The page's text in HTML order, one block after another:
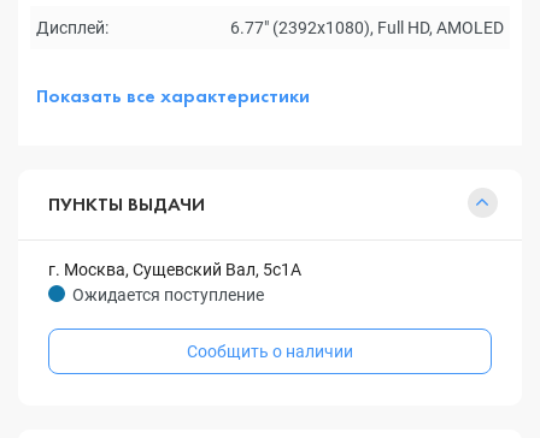
Дисплей: 6.77" (2392x1080), Full HD, AMOLED
Показать все характеристики
ПУНКТЫ ВЫДАЧИ
г. Москва, Сущевский Вал, 5с1А
Ожидается поступление
Сообщить о наличии